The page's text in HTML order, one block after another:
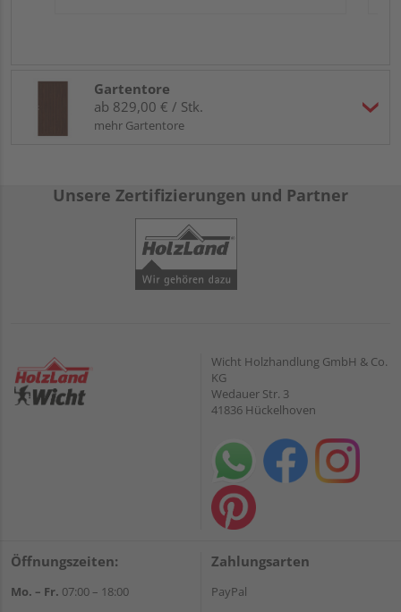
Gartentore
ab 829,00 € / Stk.
mehr Gartentore
Unsere Zertifizierungen und Partner
Wicht Holzhandlung GmbH & Co.
KG
Wedauer Str. 3
41836 Hückelhoven
Öffnungszeiten:
Mo. – Fr. 07:00 – 18:00
Zahlungsarten
PayPal